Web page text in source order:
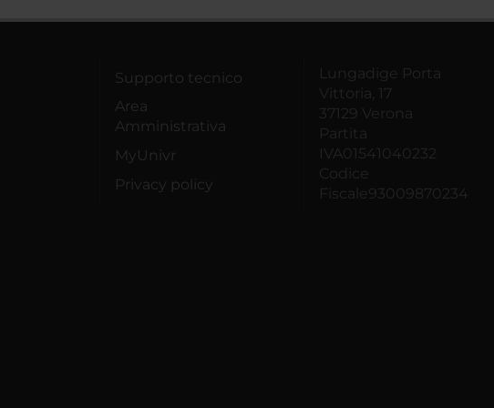
Supporto tecnico
Area
Amministrativa
MyUnivr
Privacy policy
Lungadige Porta
Vittoria, 17
37129 Verona
Partita
IVA01541040232
Codice
Fiscale93009870234